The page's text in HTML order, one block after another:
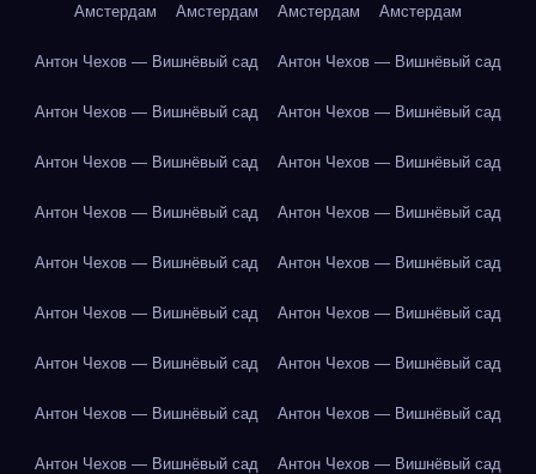
Амстердам Амстердам Амстердам Амстердам
Антон Чехов — Вишнёвый сад Антон Чехов — Вишнёвый сад
Антон Чехов — Вишнёвый сад Антон Чехов — Вишнёвый сад
Антон Чехов — Вишнёвый сад Антон Чехов — Вишнёвый сад
Антон Чехов — Вишнёвый сад Антон Чехов — Вишнёвый сад
Антон Чехов — Вишнёвый сад Антон Чехов — Вишнёвый сад
Антон Чехов — Вишнёвый сад Антон Чехов — Вишнёвый сад
Антон Чехов — Вишнёвый сад Антон Чехов — Вишнёвый сад
Антон Чехов — Вишнёвый сад Антон Чехов — Вишнёвый сад
Антон Чехов — Вишнёвый сад Антон Чехов — Вишнёвый сад